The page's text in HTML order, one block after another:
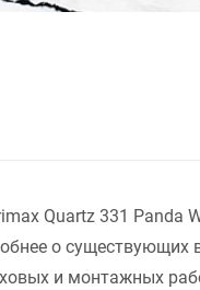
Quartz 331 Panda
о существующих
и монтажных